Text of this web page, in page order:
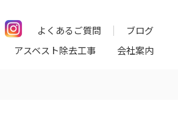
よくあるご質問
ブログ
アスベスト除去工事 会社案内